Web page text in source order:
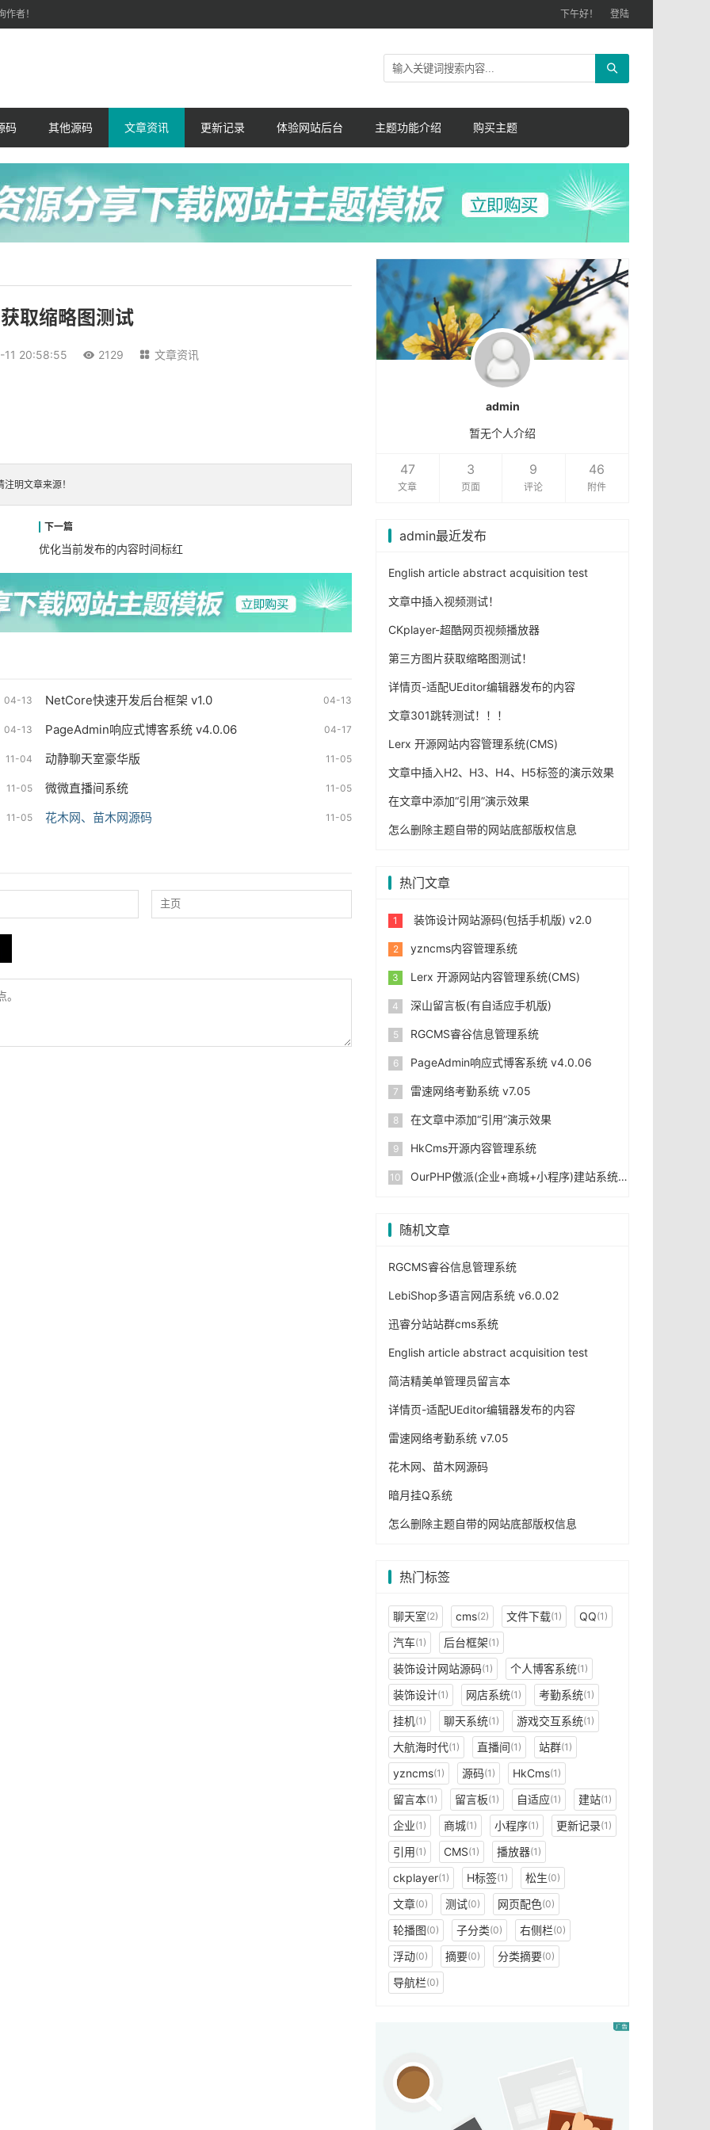
者！ 下午好！ 登陆
码 其他源码 文章资讯 更新记录 体验网站后台 主题功能介绍 购买主题
取缩略图测试
11 20:58:55  2129  文章资讯
明文章来源！
优化当前发布的内容时间标红
04-13 04-13
NetCore快速开发后台框架 v1.0
04-13 04-17
PageAdmin响应式博客系统 v4.0.06
11-04 11-05
动静聊天室豪华版
11-05 11-05
微微直播间系统
11-05 11-05
花木网、苗木网源码
admin
暂无个人介绍
47
文章
3
页面
9
评论
46
附件
admin最近发布
English article abstract acquisition test
文章中插入视频测试！
CKplayer-超酷网页视频播放器
第三方图片获取缩略图测试！
详情页-适配UEditor编辑器发布的内容
文章301跳转测试！！！
Lerx 开源网站内容管理系统(CMS)
文章中插入H2、H3、H4、H5标签的演示效果
在文章中添加“引用”演示效果
怎么删除主题自带的网站底部版权信息
热门文章
装饰设计网站源码(包括手机版) v2.0
yzncms内容管理系统
Lerx 开源网站内容管理系统(CMS)
深山留言板(有自适应手机版)
RGCMS睿谷信息管理系统
PageAdmin响应式博客系统 v4.0.06
雷速网络考勤系统 v7.05
在文章中添加“引用”演示效果
HkCms开源内容管理系统
OurPHP傲派(企业+商城+小程序)建站系统
随机文章
RGCMS睿谷信息管理系统
LebiShop多语言网店系统 v6.0.02
迅睿分站站群cms系统
English article abstract acquisition test
简洁精美单管理员留言本
详情页-适配UEditor编辑器发布的内容
雷速网络考勤系统 v7.05
花木网、苗木网源码
暗月挂Q系统
怎么删除主题自带的网站底部版权信息
热门标签
聊天室(2) cms(2) 文件下载(1) QQ(1)
汽车(1) 后台框架(1)
装饰设计网站源码(1) 个人博客系统(1)
装饰设计(1) 网店系统(1) 考勤系统(1)
挂机(1) 聊天系统(1) 游戏交互系统(1)
大航海时代(1) 直播间(1) 站群(1)
yzncms(1) 源码(1) HkCms(1)
留言本(1) 留言板(1) 自适应(1) 建站(1)
企业(1) 商城(1) 小程序(1) 更新记录(1)
引用(1) CMS(1) 播放器(1)
ckplayer(1) H标签(1) 松生(0)
文章(0) 测试(0) 网页配色(0)
轮播图(0) 子分类(0) 右侧栏(0)
浮动(0) 摘要(0) 分类摘要(0)
导航栏(0)